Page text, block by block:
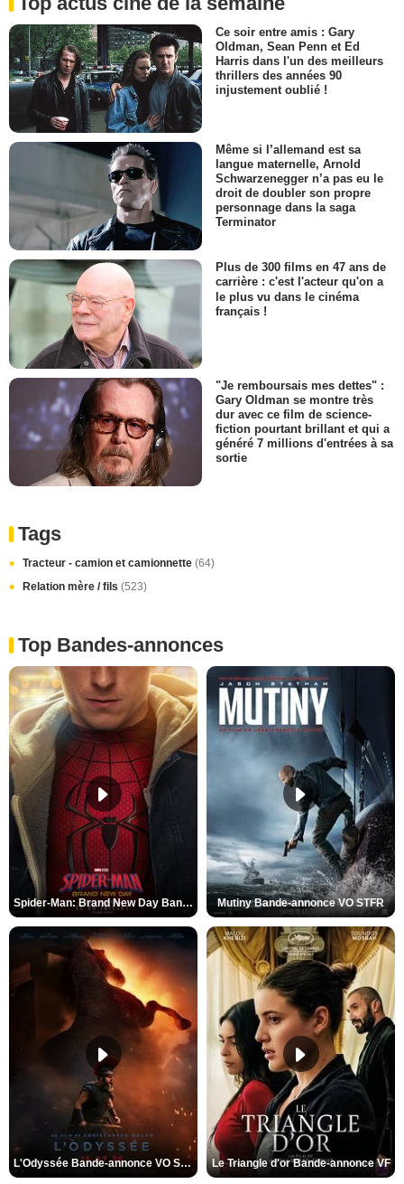
Ce soir entre amis : Gary
Oldman, Sean Penn et Ed
Harris dans l'un des meilleurs
thrillers des années 90
injustement oublié !
Même si l’allemand est sa
langue maternelle, Arnold
Schwarzenegger n’a pas eu le
droit de doubler son propre
personnage dans la saga
Terminator
Plus de 300 films en 47 ans de
carrière : c'est l'acteur qu'on a
le plus vu dans le cinéma
français !
"Je remboursais mes dettes" :
Gary Oldman se montre très
dur avec ce film de science-
fiction pourtant brillant et qui a
généré 7 millions d'entrées à sa
sortie
Tags
Tracteur - camion et camionnette (64)
Relation mère / fils (523)
Top Bandes-annonces
Spider-Man: Brand New Day Bande-annonce VO STFR Mutiny Bande-annonce VO STFR
L'Odyssée Bande-annonce VO STFR Le Triangle d'or Bande-annonce VF